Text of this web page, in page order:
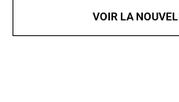
VOIR LA